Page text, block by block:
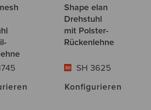
Shape elan
Drehstuhl
mit Polster-
Rückenlehne
SH 3625
Konfigurieren